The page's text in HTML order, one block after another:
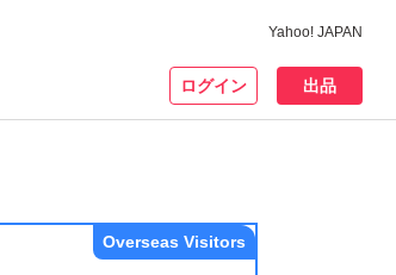
Yahoo! JAPAN
ログイン 出品
Overseas Visitors